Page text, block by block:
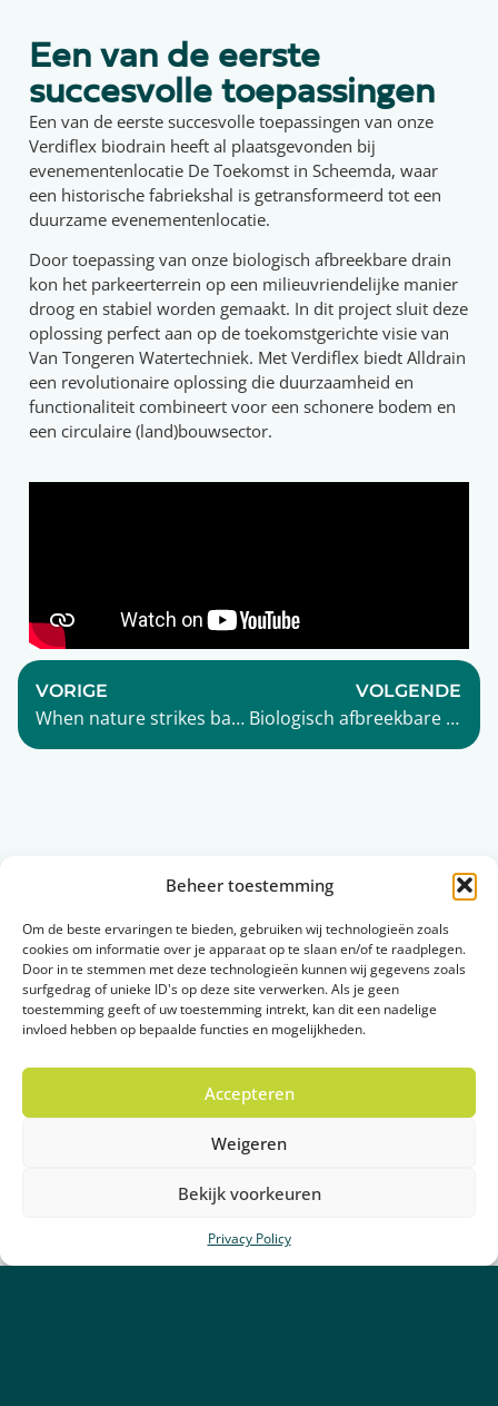
Beheer toestemming
Om de beste ervaringen te bieden, gebruiken wij technologieën zoals
cookies om informatie over je apparaat op te slaan en/of te raadplegen.
Door in te stemmen met deze technologieën kunnen wij gegevens zoals
surfgedrag of unieke ID's op deze site verwerken. Als je geen
toestemming geeft of uw toestemming intrekt, kan dit een nadelige
invloed hebben op bepaalde functies en mogelijkheden.
Accepteren
Weigeren
Bekijk voorkeuren
Privacy Policy
Een van de eerste
succesvolle toepassingen
Een van de eerste succesvolle toepassingen van onze
Verdiflex biodrain heeft al plaatsgevonden bij
evenementenlocatie De Toekomst in Scheemda, waar
een historische fabriekshal is getransformeerd tot een
duurzame evenementenlocatie.
Door toepassing van onze biologisch afbreekbare drain
kon het parkeerterrein op een milieuvriendelijke manier
droog en stabiel worden gemaakt. In dit project sluit deze
oplossing perfect aan op de toekomstgerichte visie van
Van Tongeren Watertechniek. Met Verdiflex biedt Alldrain
een revolutionaire oplossing die duurzaamheid en
functionaliteit combineert voor een schonere bodem en
een circulaire (land)bouwsector.
VORIGE
When nature strikes back
VOLGENDE
Biologisch afbreekbare drainagepijp klaar voor de markt
Lees verder
Duurzaam Samenwerking